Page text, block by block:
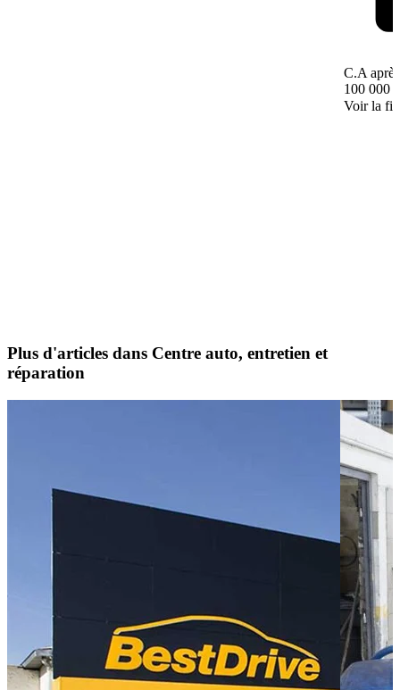
C.A
100 000 €
Voir la
Plus d'articles dans Centre auto, entretien et
réparation